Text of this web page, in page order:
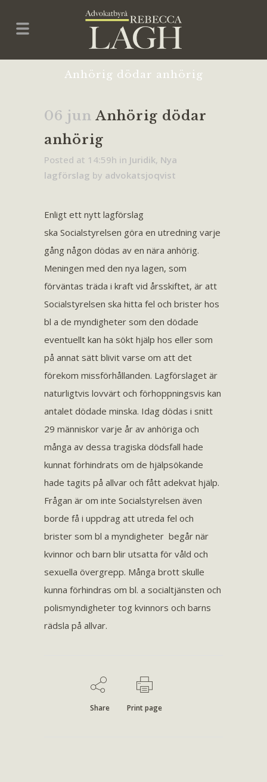
Anhörig dödar anhörig
06 jun Anhörig dödar
anhörig
Posted at 14:59h in Juridik, Nya
lagförslag by advokatsjoqvist
Enligt ett nytt lagförslag
ska Socialstyrelsen göra en utredning varje
gång någon dödas av en nära anhörig.
Meningen med den nya lagen, som
förväntas träda i kraft vid årsskiftet, är att
Socialstyrelsen ska hitta fel och brister hos
bl a de myndigheter som den dödade
eventuellt kan ha sökt hjälp hos eller som
på annat sätt blivit varse om att det
förekom missförhållanden. Lagförslaget är
naturligtvis lovvärt och förhoppningsvis kan
antalet dödade minska. Idag dödas i snitt
29 människor varje år av anhöriga och
många av dessa tragiska dödsfall hade
kunnat förhindrats om de hjälpsökande
hade tagits på allvar och fått adekvat hjälp.
Frågan är om inte Socialstyrelsen även
borde få i uppdrag att utreda fel och
brister som bl a myndigheter begår när
kvinnor och barn blir utsatta för våld och
sexuella övergrepp. Många brott skulle
kunna förhindras om bl. a socialtjänsten och
polismyndigheter tog kvinnors och barns
rädsla på allvar.
Share Print page